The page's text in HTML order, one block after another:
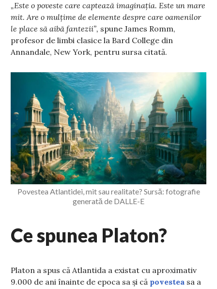
„Este o poveste care captează imaginația. Este un mare
mit. Are o mulțime de elemente despre care oamenilor
le place să aibă fantezii”, spune James Romm,
profesor de limbi clasice la Bard College din
Annandale, New York, pentru sursa citată.
Povestea Atlantidei, mit sau realitate? Sursă: fotografie
generată de DALLE-E
Ce spunea Platon?
Platon a spus că Atlantida a existat cu aproximativ
9.000 de ani înainte de epoca sa și că povestea sa a